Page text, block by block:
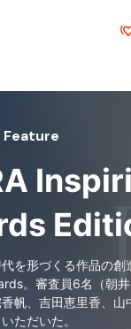
Feature
を形づくる作品の
。審査員6名（朝
帆、吉田恵里香、
ただいた。